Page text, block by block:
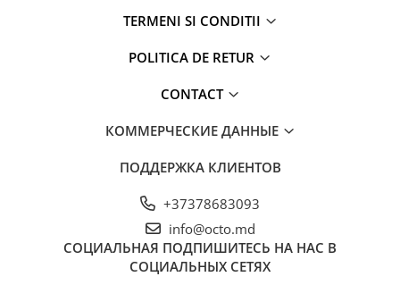
Автотовары и Автоаксессуары
Портативные Автомобильные
Портативные пылесосы
TERMENI SI CONDITII
POLITICA DE RETUR
CONTACT
КОММЕРЧЕСКИЕ ДАННЫЕ
ПОДДЕРЖКА КЛИЕНТОВ
+37378683093
info@octo.md
СОЦИАЛЬНАЯ ПОДПИШИТЕСЬ НА НАС В
СОЦИАЛЬНЫХ СЕТЯХ